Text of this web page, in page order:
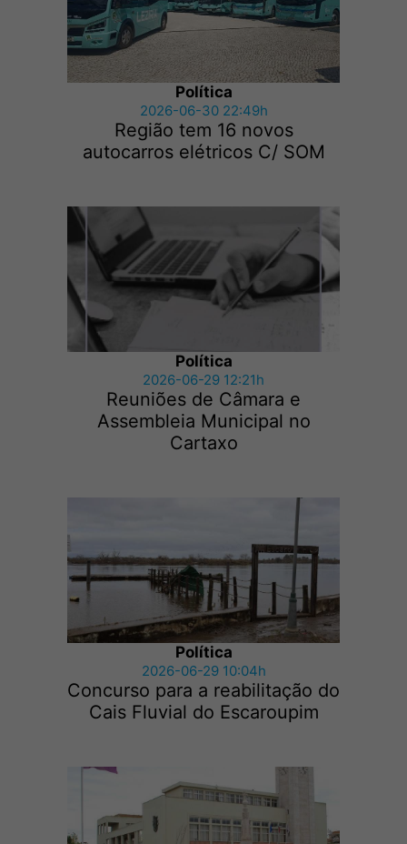
Política
2026-06-30 22:49h
Região tem 16 novos
autocarros elétricos C/ SOM
Política
2026-06-29 12:21h
Reuniões de Câmara e
Assembleia Municipal no
Cartaxo
Política
2026-06-29 10:04h
Concurso para a reabilitação do
Cais Fluvial do Escaroupim